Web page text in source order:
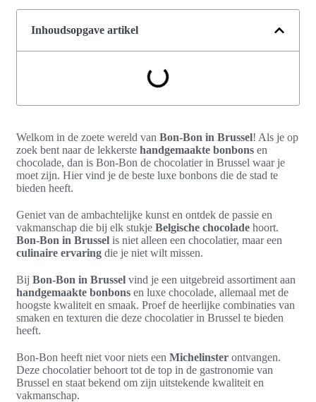
Inhoudsopgave artikel
Welkom in de zoete wereld van Bon-Bon in Brussel! Als je op
zoek bent naar de lekkerste handgemaakte bonbons en
chocolade, dan is Bon-Bon de chocolatier in Brussel waar je
moet zijn. Hier vind je de beste luxe bonbons die de stad te
bieden heeft.
Geniet van de ambachtelijke kunst en ontdek de passie en
vakmanschap die bij elk stukje Belgische chocolade hoort.
Bon-Bon in Brussel is niet alleen een chocolatier, maar een
culinaire ervaring die je niet wilt missen.
Bij Bon-Bon in Brussel vind je een uitgebreid assortiment aan
handgemaakte bonbons en luxe chocolade, allemaal met de
hoogste kwaliteit en smaak. Proef de heerlijke combinaties van
smaken en texturen die deze chocolatier in Brussel te bieden
heeft.
Bon-Bon heeft niet voor niets een Michelinster ontvangen.
Deze chocolatier behoort tot de top in de gastronomie van
Brussel en staat bekend om zijn uitstekende kwaliteit en
vakmanschap.